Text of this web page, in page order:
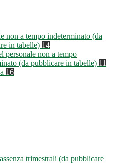
non a tempo indeterminato (da
in tabelle) 14
personale non a tempo
(da pubblicare in tabelle) 11
16
trimestrali (da pubblicare